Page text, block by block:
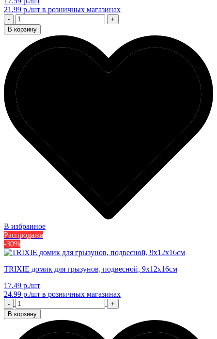
21.99 р./шт в розничных магазинах
-
+
В корзину
В избранное
Распродажа
-30%
TRIXIE домик для грызунов, подвесной, 9x12x16см
17.49 р./шт
24.99 р./шт в розничных магазинах
-
+
В корзину